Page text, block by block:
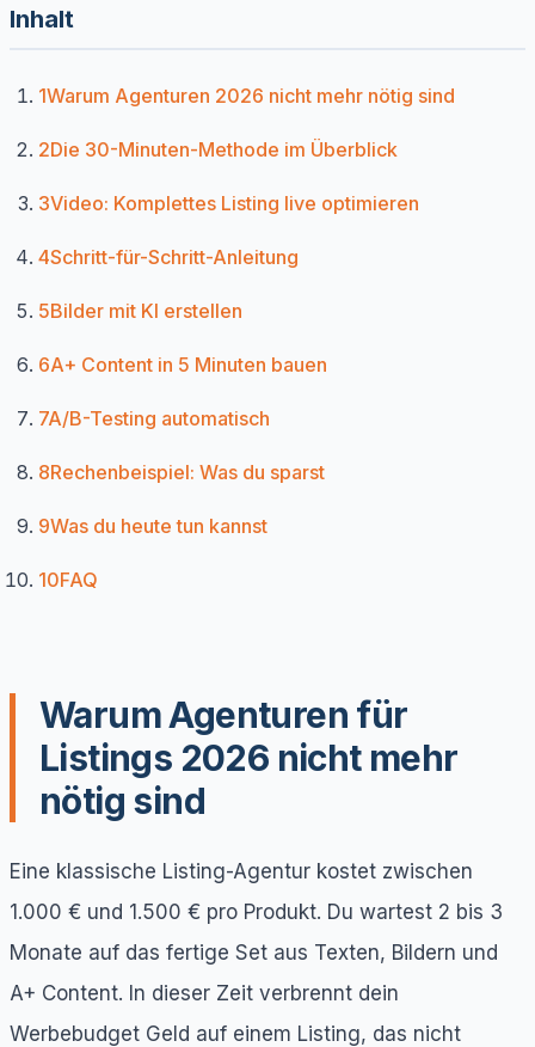
Inhalt
1Warum Agenturen 2026 nicht mehr nötig sind
2Die 30-Minuten-Methode im Überblick
3Video: Komplettes Listing live optimieren
4Schritt-für-Schritt-Anleitung
5Bilder mit KI erstellen
6A+ Content in 5 Minuten bauen
7A/B-Testing automatisch
8Rechenbeispiel: Was du sparst
9Was du heute tun kannst
10FAQ
Warum Agenturen für
Listings 2026 nicht mehr
nötig sind
Eine klassische Listing-Agentur kostet zwischen
1.000 € und 1.500 € pro Produkt. Du wartest 2 bis 3
Monate auf das fertige Set aus Texten, Bildern und
A+ Content. In dieser Zeit verbrennt dein
Werbebudget Geld auf einem Listing, das nicht